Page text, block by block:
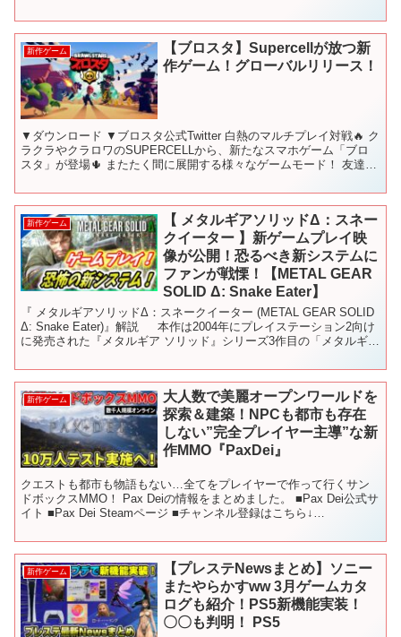
新作ゲーム
【ブロスタ】Supercellが放つ新
作ゲーム！グローバルリリース！
▼ダウンロード ▼ブロスタ公式Twitter 白熱のマルチプレイ対戦🔥 ク
ラクラやクラロワのSUPERCELLから、新たなスマホゲーム「ブロ
スタ」が登場🌵 またたく間に展開する様々なゲームモード！ 友達と
新作ゲーム
【 メタルギアソリッドΔ：スネー
クイーター 】新ゲームプレイ映
像が公開！恐るべき新システムに
ファンが戦慄！【METAL GEAR
SOLID Δ: Snake Eater】
『 メタルギアソリッドΔ：スネークイーター (METAL GEAR SOLID
Δ: Snake Eater)』解説 本作は2004年にプレイステーション2向け
に発売された『メタルギア ソリッド』シリーズ3作目の「メタルギア
新作ゲーム
大人数で美麗オープンワールドを
探索＆建築！NPCも都市も存在
しない”完全プレイヤー主導”な新
作MMO『PaxDei』
クエストも都市も物語もない…全てをプレイヤーで作って行くサン
ドボックスMMO！ Pax Deiの情報をまとめました。 ■Pax Dei公式サ
イト ■Pax Dei Steamページ ■チャンネル登録はこちら↓
新作ゲーム
【プレステNewsまとめ】ソニー
またやらかすww 3月ゲームカタ
ログも紹介！PS5新機能実装！
〇〇も判明！ PS5